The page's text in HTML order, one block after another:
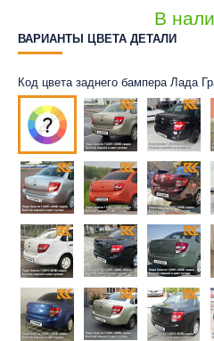
В
ВАРИАНТЫ ЦВЕТА ДЕТАЛИ
Код цвета заднего бампера Лада